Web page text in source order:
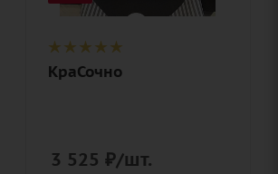
Описание
роза, лента,
дизайнерская
упаковка
КраСочно
3 525 ₽/шт.